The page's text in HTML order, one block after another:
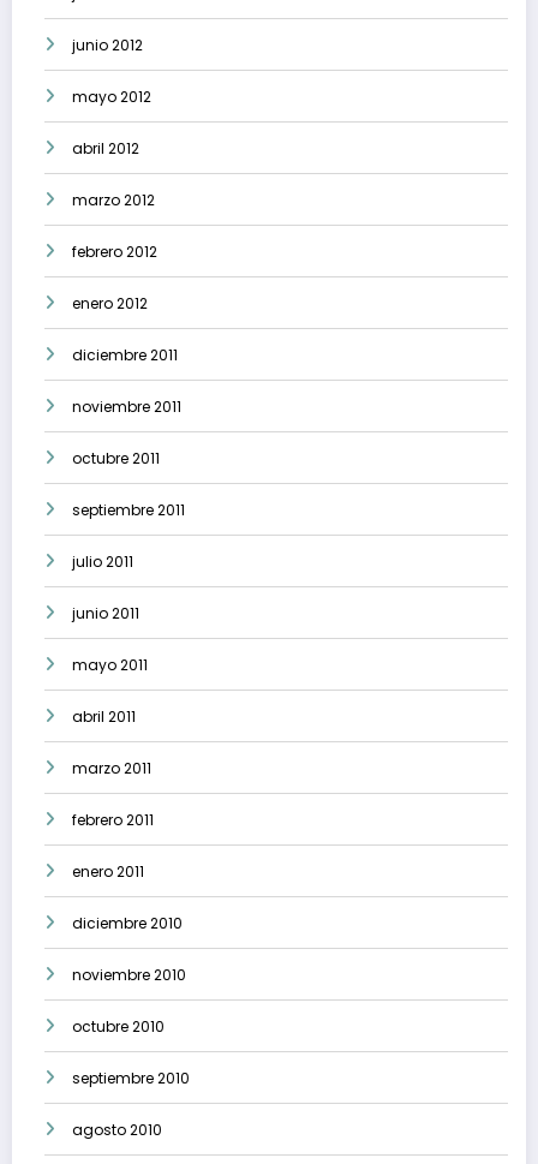
junio 2012
mayo 2012
abril 2012
marzo 2012
febrero 2012
enero 2012
diciembre 2011
noviembre 2011
octubre 2011
septiembre 2011
julio 2011
junio 2011
mayo 2011
abril 2011
marzo 2011
febrero 2011
enero 2011
diciembre 2010
noviembre 2010
octubre 2010
septiembre 2010
agosto 2010